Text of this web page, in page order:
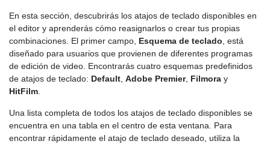
En esta sección, descubrirás los atajos de teclado disponibles en
el editor y aprenderás cómo reasignarlos o crear tus propias
combinaciones. El primer campo, Esquema de teclado, está
diseñado para usuarios que provienen de diferentes programas
de edición de video. Encontrarás cuatro esquemas predefinidos
de atajos de teclado: Default, Adobe Premier, Filmora y
HitFilm.
Una lista completa de todos los atajos de teclado disponibles se
encuentra en una tabla en el centro de esta ventana. Para
encontrar rápidamente el atajo de teclado deseado, utiliza la